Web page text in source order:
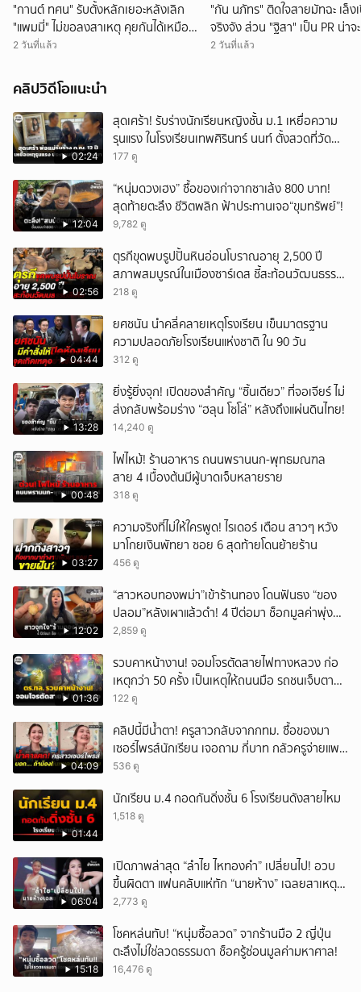
"กานต์ ทศน" รับตั้งหลักเยอะหลังเลิก
"แพมมี่" ไม่ขอลงสาเหตุ คุยกันได้เหมือน
เดิม
2 วันที่แล้ว
"กัน นภัทร" ติดใจสายมัทฉะ เล็ง
จริงจัง ส่วน "ฐิสา" เป็น PR น่าจะ
กว่า
2 วันที่แล้ว
คลิปวิดีโอแนะนำ
02:24
สุดเศร้า! รับร่างนักเรียนหญิงชั้น ม.1 เหยื่อความ
รุนแรง ในโรงเรียนเทพศิรินทร์ นนท์ ตั้งสวดที่วัด
ลาดปลาดุก
177 ดู
12:04
“หนุ่มดวงเฮง” ซื้อของเก่าจากซาเล้ง 800 บาท!
สุดท้ายตะลึง ชีวิตพลิก ฟ้าประทานเจอ“ขุมทรัพย์”!
9,782 ดู
02:56
ตุรกีขุดพบรูปปั้นหินอ่อนโบราณอายุ 2,500 ปี
สภาพสมบูรณ์ในเมืองซาร์เดส ชี้สะท้อนวัฒนธรรม
ลิเดีย
218 ดู
04:44
ยศชนัน นำคลี่คลายเหตุโรงเรียน เข็นมาตรฐาน
ความปลอดภัยโรงเรียนแห่งชาติ ใน 90 วัน
312 ดู
13:28
ยิ่งรู้ยิ่งจุก! เปิดของสำคัญ “ชิ้นเดียว” ที่จอเจียร์ ไม่
ส่งกลับพร้อมร่าง “ฮลุน โซโล่” หลังถึงแผ่นดินไทย!
14,240 ดู
00:48
ไฟไหม้! ร้านอาหาร ถนนพรานนก-พุทธมณฑล
สาย 4 เบื้องต้นมีผู้บาดเจ็บหลายราย
318 ดู
03:27
ความจริงที่ไม่ให้ใครพูด! ไรเดอร์ เตือน สาวๆ หวัง
มาโกยเงินพัทยา ซอย 6 สุดท้ายโดนย้ายร้าน
456 ดู
12:02
“สาวหอบทองพม่า”เข้าร้านทอง โดนฟันธง “ของ
ปลอม”หลังเผาแล้วดำ! 4 ปีต่อมา ช็อกมูลค่าพุ่ง
มหาศาล!
2,859 ดู
01:36
รวบคาหน้างาน! จอมโจรตัดสายไฟทางหลวง ก่อ
เหตุกว่า 50 ครั้ง เป็นเหตุให้ถนนมือ รถชนเจ็บตาย
หลายสิบราย เสียหายราว 10 ล้าน
122 ดู
04:09
คลิปนี้มีน้ำตา! ครูสาวกลับจากกทม. ซื้อของมา
เซอร์ไพรส์นักเรียน เจอถาม กี่บาท กลัวครูจ่ายแพง
w
536 ดู
01:44
นักเรียน ม.4 กอดกันดิ่งชั้น 6 โรงเรียนดังสายไหม
1,518 ดู
06:04
เปิดภาพล่าสุด “ลำไย ไหทองคำ” เปลี่ยนไป! อวบ
ขึ้นผิดตา แฟนคลับแห่ทัก “นายห้าง” เฉลยสาเหตุ
ชัด!
2,773 ดู
15:18
โชคหล่นทับ! “หนุ่มซื้อลวด” จากร้านมือ 2 ญี่ปุ่น
ตะลึงไม่ใช่ลวดธรรมดา ช็อครู้ซ่อนมูลค่ามหาศาล!
16,476 ดู